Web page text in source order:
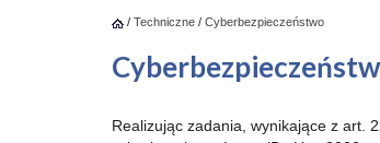
/ Techniczne / Cyberbezpieczeństwo
Realizując zadania, wynikające z art.